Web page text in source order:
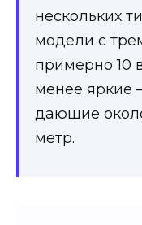
нескольких
модели с
примерно 10
менее яркие
дающие
метр.